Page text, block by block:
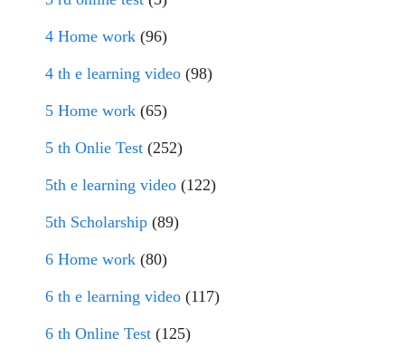
4 Home work (96)
4 th e learning video (98)
5 Home work (65)
5 th Onlie Test (252)
5th e learning video (122)
5th Scholarship (89)
6 Home work (80)
6 th e learning video (117)
6 th Online Test (125)